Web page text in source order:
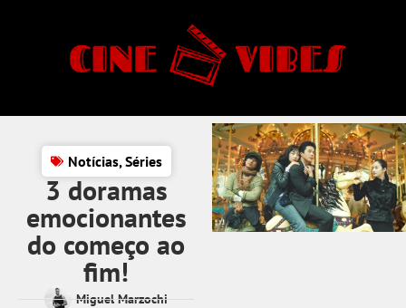
Notícias,Séries
3 doramas
emocionantes
do começo ao
fim!
Miguel Marzochi